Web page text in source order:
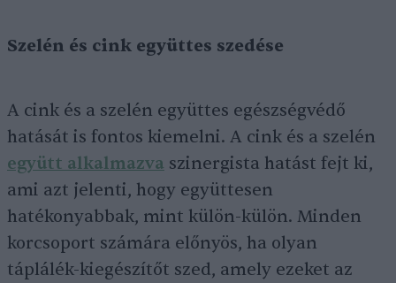
Szelén és cink együttes szedése
A cink és a szelén együttes egészségvédő
hatását is fontos kiemelni. A cink és a szelén
együtt alkalmazva szinergista hatást fejt ki,
ami azt jelenti, hogy együttesen
hatékonyabbak, mint külön-külön. Minden
korcsoport számára előnyös, ha olyan
táplálék-kiegészítőt szed, amely ezeket az